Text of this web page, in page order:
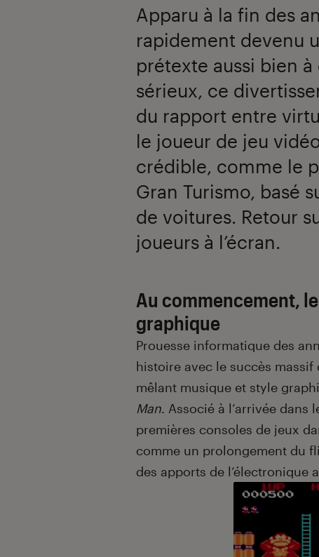
Apparu à la fin des
rapidement devenu
prétexte aussi bien à
sérieux, ce
du rapport entre
le joueur de jeu
crédible, comme le
Gran Turismo, basé
de voitures. Retour
joueurs à l’écran.
Au commencement,
graphique
Prouesse informatique des
histoire avec le succès massif
mêlant musique et style
Man. Associé à l’arrivée dans
premières consoles de jeux
comme un prolongement du
des apports de l’électronique